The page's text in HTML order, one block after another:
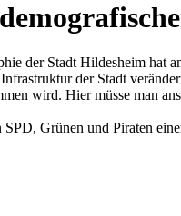
der Stadt Hildesheim hat
der Stadt
wird. Hier müsse man
Grünen und Piraten